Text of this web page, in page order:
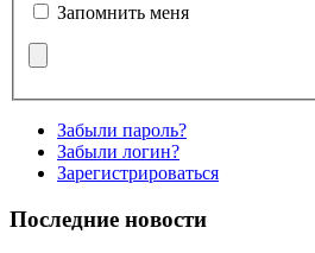
Запомнить меня
Забыли пароль?
Забыли логин?
Зарегистрироваться
Последние новости